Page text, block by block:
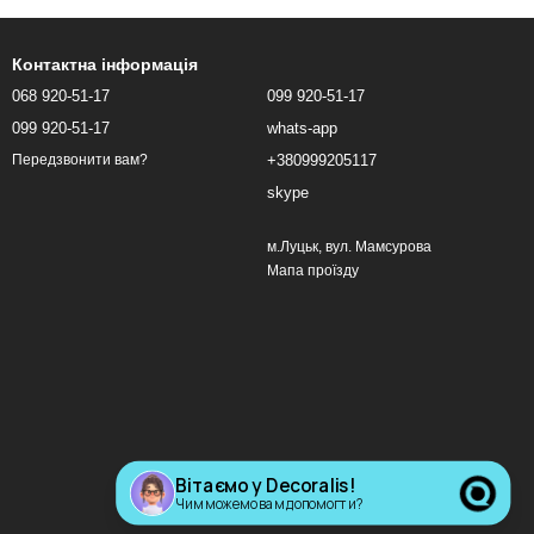
Контактна інформація
068 920-51-17
099 920-51-17
Передзвонити вам?
099 920-51-17
whats-app
+380999205117
skype
м.Луцьк, вул. Мамсурова
Мапа проїзду
Вітаємо у Decoralis!
Чим можемо вам допомогти?